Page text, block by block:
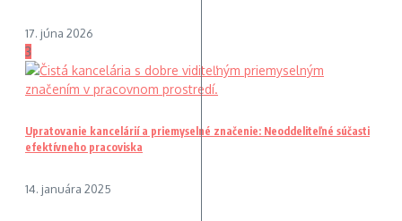
17. júna 2026
3
Upratovanie kancelárií a priemyselné značenie: Neoddeliteľné súčasti
efektívneho pracoviska
14. januára 2025